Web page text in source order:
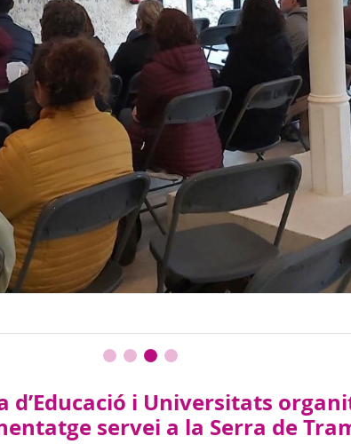
d’Educació i Universitats
servei a la Serra de